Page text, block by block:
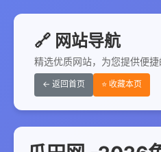
🔗 网站导航
精选优质网站，为您提供便
← 返回首页 ⭐ 收藏本页